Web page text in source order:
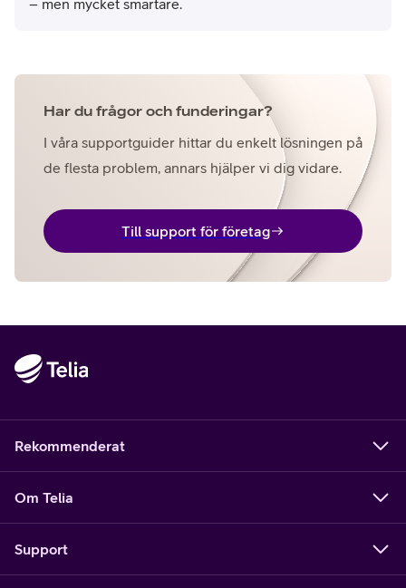
– men mycket smartare.
Har du frågor och funderingar?
I våra supportguider hittar du enkelt lösningen på
de flesta problem, annars hjälper vi dig vidare.
Till support för företag
Rekommenderat
Om Telia
Support